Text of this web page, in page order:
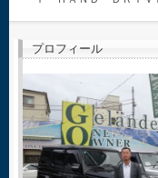
プロフィール